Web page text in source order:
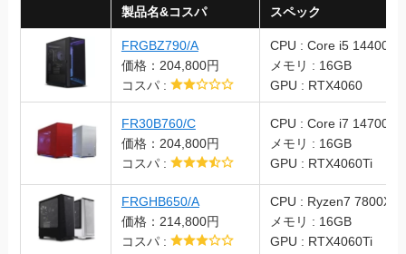
製品名&コスパ スペック
FRGBZ790/A
価格：204,800円
コスパ :
CPU : Core i5 14400F
メモリ : 16GB
GPU : RTX4060
FR30B760/C
価格：204,800円
コスパ :
CPU : Core i7 14700F
メモリ : 16GB
GPU : RTX4060Ti
FRGHB650/A
価格：214,800円
コスパ :
CPU : Ryzen7
メモリ : 16GB
GPU : RTX4060Ti